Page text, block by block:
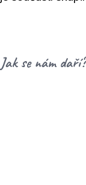
Jak se nám daří?